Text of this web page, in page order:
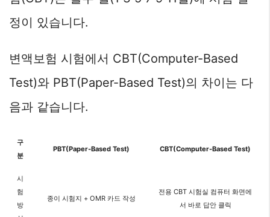
정이 있습니다.
변액보험 시험에서 CBT(Computer-Based
Test)와 PBT(Paper-Based Test)의 차이는 다
음과 같습니다.
구
분
PBT(Paper-Based Test) CBT(Computer-Based Test)
시
험
방
종이 시험지 + OMR 카드 작성
전용 CBT 시험실 컴퓨터 화면에
서 바로 답안 클릭